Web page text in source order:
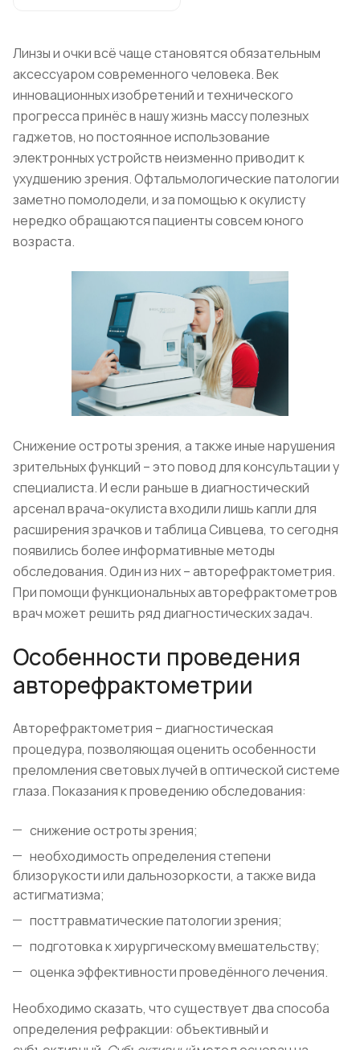
Линзы и очки всё чаще становятся обязательным
аксессуаром современного человека. Век
инновационных изобретений и технического
прогресса принёс в нашу жизнь массу полезных
гаджетов, но постоянное использование
электронных устройств неизменно приводит к
ухудшению зрения. Офтальмологические патологии
заметно помолодели, и за помощью к окулисту
нередко обращаются пациенты совсем юного
возраста.
Снижение остроты зрения, а также иные нарушения
зрительных функций – это повод для консультации у
специалиста. И если раньше в диагностический
арсенал врача-окулиста входили лишь капли для
расширения зрачков и таблица Сивцева, то сегодня
появились более информативные методы
обследования. Один из них – авторефрактометрия.
При помощи функциональных авторефрактометров
врач может решить ряд диагностических задач.
Особенности проведения
авторефрактометрии
Авторефрактометрия – диагностическая
процедура, позволяющая оценить особенности
преломления световых лучей в оптической системе
глаза. Показания к проведению обследования:
снижение остроты зрения;
необходимость определения степени
близорукости или дальнозоркости, а также вида
астигматизма;
посттравматические патологии зрения;
подготовка к хирургическому вмешательству;
оценка эффективности проведённого лечения.
Необходимо сказать, что существует два способа
определения рефракции: объективный и